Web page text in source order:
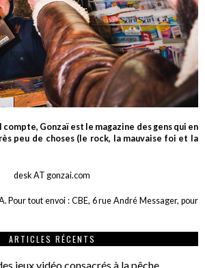
Gonzaï est le magazine des gens qui en
peu de choses (le rock, la mauvaise foi et la
desk AT gonzai.com
Pour tout envoi : CBE, 6 rue André Messager, pour
ARTICLES RÉCENTS
jeux vidéo consacrés à la pêche